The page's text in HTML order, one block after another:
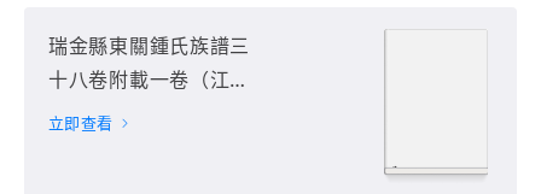
瑞金縣東關鍾氏族譜三
十八卷附載一卷（江西
省贛州市瑞金市）第8
立即查看